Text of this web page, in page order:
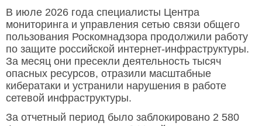
В июле 2026 года специалисты Центра
мониторинга и управления сетью связи общего
пользования Роскомнадзора продолжили работу
по защите российской интернет-инфраструктуры.
За месяц они пресекли деятельность тысяч
опасных ресурсов, отразили масштабные
кибератаки и устранили нарушения в работе
сетевой инфраструктуры.
За отчетный период было заблокировано 2 580